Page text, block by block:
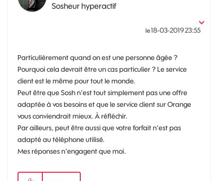
Sosheur hyperactif
le‎18-03-201923:55
Particulièrement quand on est une personne âgée ?
Pourquoi cela devrait être un cas particulier ? Le service
client est le même pour tout le monde.
Peut être que Sosh n'est tout simplement pas une offre
adaptée à vos besoins et que le service client sur Orange
vous conviendrait mieux. À réfléchir.
Par ailleurs, peut être aussi que votre forfait n'est pas
adapté au téléphone utilisé.
Mes réponses n'engagent que moi.